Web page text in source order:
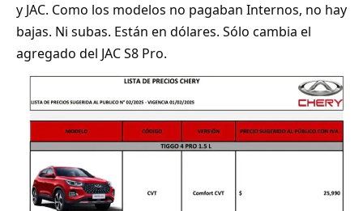
y JAC. Como los modelos no pagaban Internos, no hay
bajas. Ni subas. Están en dólares. Sólo cambia el
agregado del JAC S8 Pro.